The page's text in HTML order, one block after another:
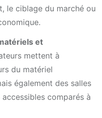
le ciblage du marché ou
et
mettent à
du matériel
également des salles
comparés à